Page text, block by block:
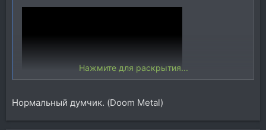
Нажмите для раскрытия...
Нормальный думчик. (Doom Metal)